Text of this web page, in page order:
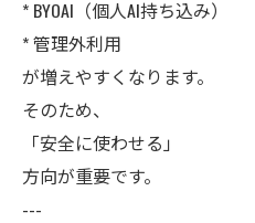
* BYOAI（個人AI持ち込み）
* 管理外利用
が増えやすくなります。
そのため、
「安全に使わせる」
方向が重要です。
---